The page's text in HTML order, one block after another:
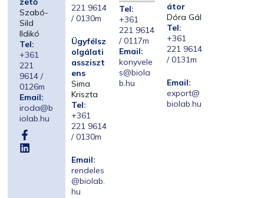
Szabó-
Sild
Ildikó
Tel:
+361
221
9614 /
0126m
Email:
iroda@b
iolab.hu
221 9614
/ 0130m
Ügyfélsz
olgálati
assziszt
ens
Sima
Kriszta
Tel:
+361
221 9614
/ 0130m
Email:
rendeles
@biolab.
hu
Tel:
+361
221 9614
/ 0117m
Email:
konyvele
s@biola
b.hu
átor
Dóra Gál
Tel:
+361
221 9614
/ 0131m
Email:
export@
biolab.hu